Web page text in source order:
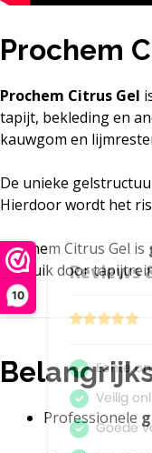
10
Prochem
Prochem Citrus Gel
tapijt, bekleding en
kauwgom en
De unieke
Hierdoor wordt het
Prochem Citrus Gel is
gebruik door
Professionele